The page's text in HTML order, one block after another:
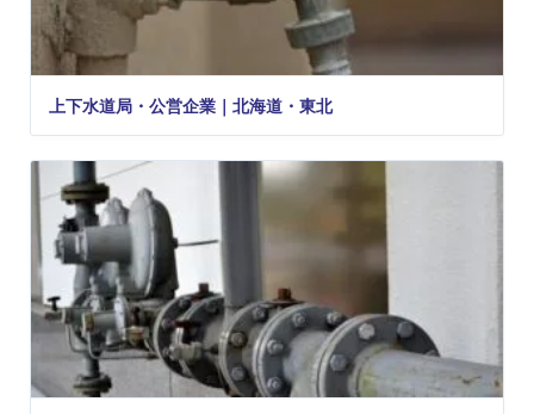
上下水道局・公営企業｜北海道・東北